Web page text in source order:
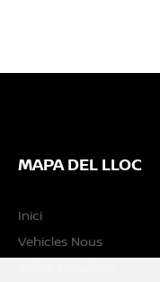
MAPA DEL LLOC
Inici
Vehicles Nous